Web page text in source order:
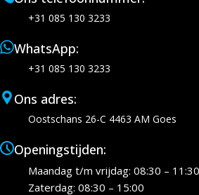
+31 085 130 3233
WhatsApp:
+31 085 130 3233
Ons adres:
Oostschans 26-C 4463 AM Goes
Openingstijden:
Maandag t/m vrijdag: 08:30 –
Zaterdag: 08:30 – 15:00